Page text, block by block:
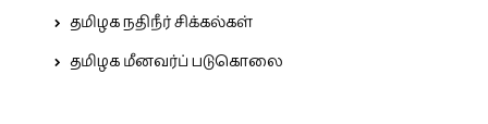
தமிழக நதிநீர் சிக்கல்கள்
தமிழக மீனவர்ப் படுகொலை